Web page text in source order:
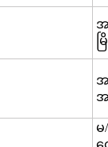
အ
အ
အ
မ